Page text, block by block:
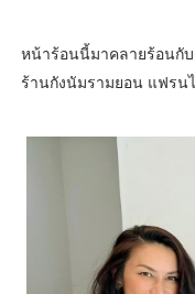
หน้าร้อนนี้มาคลายร้อนกับ
ร้านกังนัมรามยอน แฟรน